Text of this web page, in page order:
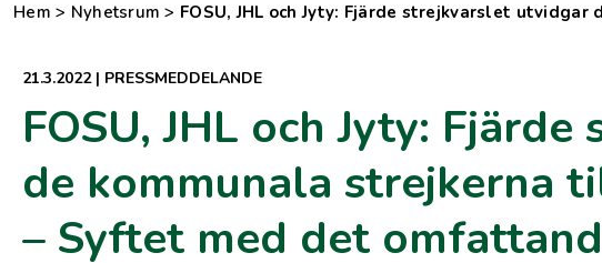
Hem > Nyhetsrum > FOSU, JHL och Jyty: Fjärde strejkvarslet
21.3.2022| PRESSMEDDELANDE
FOSU, JHL och Jyty:
de kommunala strejkerna
– Syftet med det